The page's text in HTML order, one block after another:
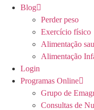
Blog
Perder peso
Exercício físico
Alimentação
Alimentação
Login
Programas Online
Grupo de
Consultas de